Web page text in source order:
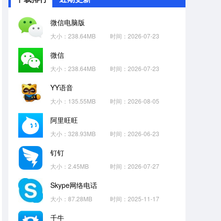
微信电脑版
大小：238.64MB 时间：2026-07-23
微信
大小：238.64MB 时间：2026-07-23
YY语音
大小：135.55MB 时间：2026-08-05
阿里旺旺
大小：328.93MB 时间：2026-06-23
钉钉
大小：2.45MB 时间：2026-07-27
Skype网络电话
大小：87.28MB 时间：2025-11-17
千牛